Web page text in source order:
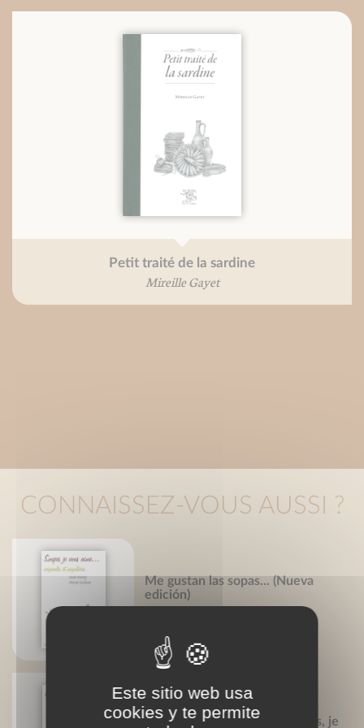
Petit traité de la sardine
Mireille Gayet
CONNAISSEZ-VOUS AUSSI ?
Me gustan las sopas... (Nueva
edición)
Olivier Gaudant
Légumes secs et légumineuses, je
Este sitio web usa
cookies y te permite